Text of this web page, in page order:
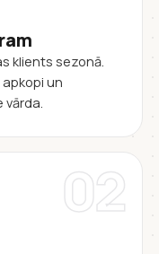
klients sezonā.
un
02